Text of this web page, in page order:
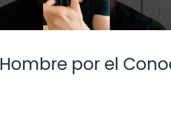
por el